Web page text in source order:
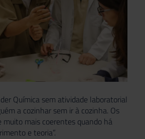
Química sem atividade laboratorial
a cozinhar sem ir à cozinha. Os
mais coerentes quando há
e teoria”.